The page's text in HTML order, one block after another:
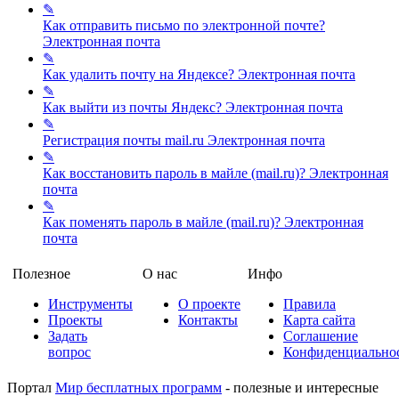
✎
Как отправить письмо по электронной почте?
Электронная почта
✎
Как удалить почту на Яндексе? Электронная почта
✎
Как выйти из почты Яндекс? Электронная почта
✎
Регистрация почты mail.ru Электронная почта
✎
Как восстановить пароль в майле (mail.ru)? Электронная
почта
✎
Как поменять пароль в майле (mail.ru)? Электронная
почта
Полезное
Инструменты
Проекты
Задать
вопрос
О нас
О проекте
Контакты
Инфо
Правила
Карта сайта
Соглашение
Портал Мир бесплатных программ - полезные и интересные